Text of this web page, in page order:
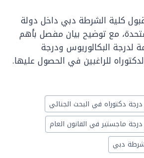
كلية الشرطة دبي داخل دولة
مع توضيح بيان مفصل بأهم
لدرجة البكالوريوس ودرجة
للراغبين في الحصول عليها.
دكتوراه في البحث الجنائي
ماجستير في القانون العام
دبي